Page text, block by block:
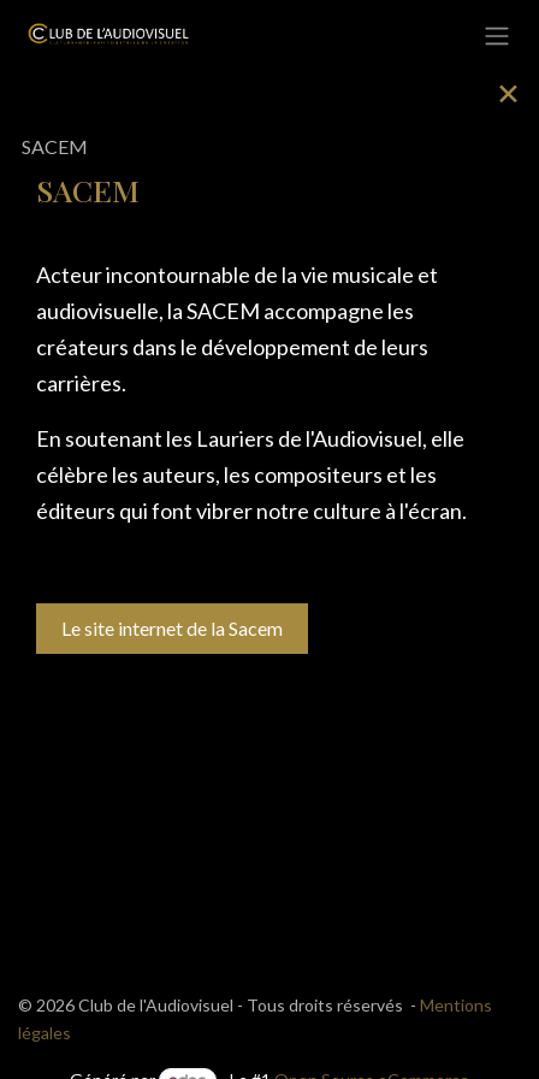
✕
SACEM
SACEM
Acteur incontournable de la vie musicale et
audiovisuelle, la SACEM accompagne les
créateurs dans le développement de leurs
carrières.
En soutenant les Lauriers de l'Audiovisuel, elle
célèbre les auteurs, les compositeurs et les
éditeurs qui font vibrer notre culture à l'écran.
Le site internet de la Sacem
© 2026 Club de l'Audiovisuel - Tous droits réservés - Mentions
légales